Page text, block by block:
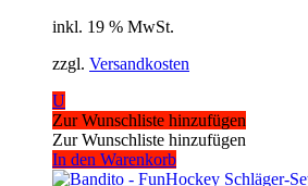
inkl. 19 % MwSt.
zzgl. Versandkosten
U
Zur Wunschliste hinzufügen
Zur Wunschliste hinzufügen
In den Warenkorb